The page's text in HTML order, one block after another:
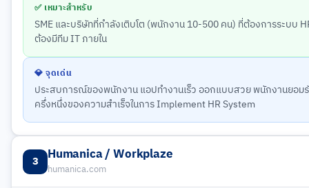
✅ เหมาะสำหรับ
SME และบริษัทที่กำลังเติบโต (พนักงาน 10-500 คน) ที่ต้องการระบบ
ต้องมีทีม IT ภายใน
💎 จุดเด่น
ประสบการณ์ของพนักงาน แอปทำงานเร็ว ออกแบบสวย พนักงานยอม
ครึ่งหนึ่งของความสำเร็จในการ Implement HR System
3 Humanica / Workplaze
humanica.com